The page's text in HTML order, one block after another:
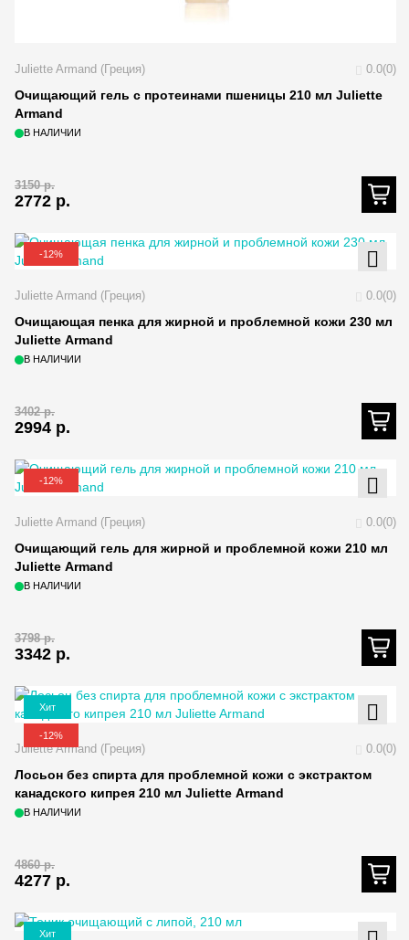
Juliette Armand (Греция) 0.0(0)
Очищающий гель с протеинами пшеницы 210 мл Juliette
Armand
В НАЛИЧИИ
2772 р.
3150 р.
-12%
Juliette Armand (Греция) 0.0(0)
Очищающая пенка для жирной и проблемной кожи 230 мл
Juliette Armand
В НАЛИЧИИ
2994 р.
3402 р.
-12%
Juliette Armand (Греция) 0.0(0)
Очищающий гель для жирной и проблемной кожи 210 мл
Juliette Armand
В НАЛИЧИИ
3342 р.
3798 р.
Хит
-12%
Juliette Armand (Греция) 0.0(0)
Лосьон без спирта для проблемной кожи с экстрактом
канадского кипрея 210 мл Juliette Armand
В НАЛИЧИИ
4277 р.
4860 р.
Хит